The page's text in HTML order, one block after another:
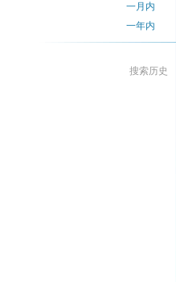
一月内
一年内
搜索历史